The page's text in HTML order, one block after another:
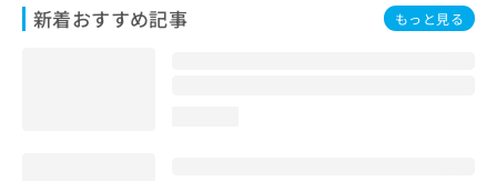
新着おすすめ記事 もっと見る